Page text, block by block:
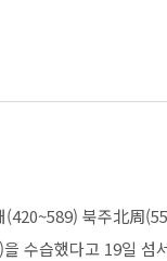
북주北周
수습했다고 19일 섬